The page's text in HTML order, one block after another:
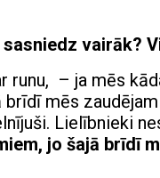
vairāk?
– ja mēs
mēs
Lielībnieki
jo šajā brīdī